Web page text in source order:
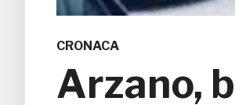
CRONACA
Arzano,